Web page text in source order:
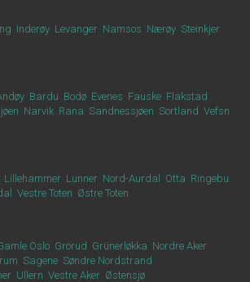
Inderøy Levanger Namsos Nærøy Steinkjer
Bardu Bodø Evenes Fauske Flakstad
Narvik Rana Sandnessjøen Sortland Vefsn
Lillehammer Lunner Nord-Aurdal Otta Ringebu
Vestre Toten Østre Toten
Oslo Grorud Grünerløkka Nordre Aker
Sagene Søndre Nordstrand
Ullern Vestre Aker Østensjø